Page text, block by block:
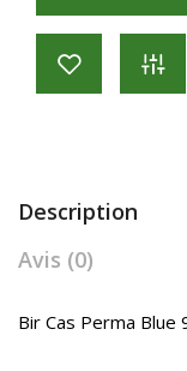
Description
Avis (0)
Bir Cas Perma Blue